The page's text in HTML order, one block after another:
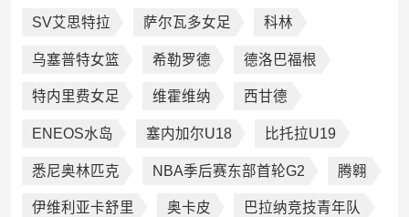
SV艾思特拉 萨尔瓦多女足 科林
乌塞普特女篮 希勒罗德 德洛巴福根
特内里费女足 维霍维纳 西甘德
ENEOS水岛 塞内加尔U18 比托拉U19
悉尼奥林匹克 NBA季后赛东部首轮G2 腾翱
伊维利亚卡舒里 奥卡皮 巴拉纳竞技青年队